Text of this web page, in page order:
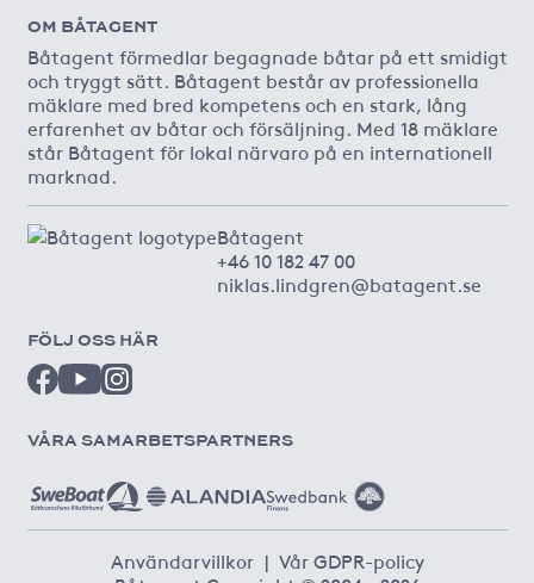
OM BÅTAGENT
Båtagent förmedlar begagnade båtar på ett smidigt
och tryggt sätt. Båtagent består av professionella
mäklare med bred kompetens och en stark, lång
erfarenhet av båtar och försäljning. Med 18 mäklare
står Båtagent för lokal närvaro på en internationell
marknad.
Båtagent
+46 10 182 47 00
niklas.lindgren@batagent.se
FÖLJ OSS HÄR
VÅRA SAMARBETSPARTNERS
Användarvillkor | Vår GDPR-policy